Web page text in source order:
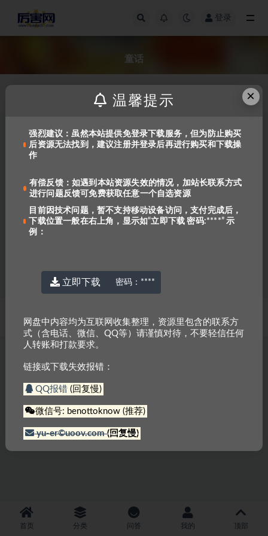
登录
童话
《萤火虫世界经典童话》双语绘
本系列25本(PDF+音频)
© 2022 厉害网 京ICP备2023000337号-3
首页 分类 问答 我的 顶部
×
温馨提示
强烈建议：虽然本站提供免登录下载服务，但为防止购买
后资源无法找到，建议注册并登录后再进行购买和下载操
作
有偿反馈：如遇到本站资源失效的情况，加站长联系方式
进行问题反馈可免费获取任意一个自选资源
目前因技术问题，暂不支持移动设备访问，支付完成后，
下载位置一般在右上角，显示如“立即下载 密码:****” 示
例：
立即下载 密码： ****
网盘中内容均为互联网收集整理，资源里包含的联系方
式（含电话、微信、QQ等）请谨慎对待，不要轻信任何
人转账和打款要求。
链接或下载失效报错：
QQ报错(回复慢)
微信号: benottoknow (推荐)
yu-er©uoov.com(回复慢)